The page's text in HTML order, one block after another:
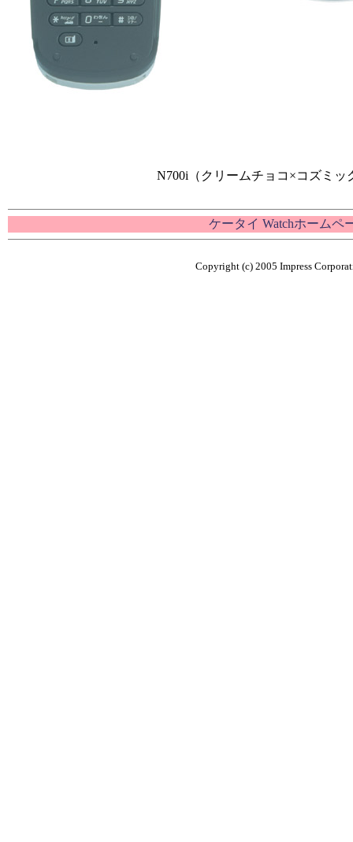
N700i（クリームチョコ×コズミッ
ケータイ Watchホームペ
Copyright (c) 2005 Impress